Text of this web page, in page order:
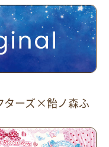
ターズ×飴ノ森ふ